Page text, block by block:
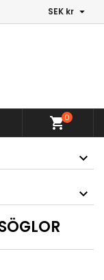
SEK kr 
shopping_cart0